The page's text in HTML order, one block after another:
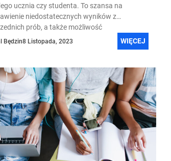
ucznia czy studenta. To szansa na
niedostatecznych wyników z
prób, a także możliwość
własnych...
Będzin8 Listopada, 2023 WIĘCEJ